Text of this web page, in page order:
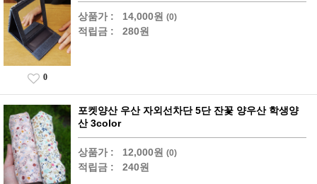
상품가 : 14,000원 (0)
적립금 : 280원
0
포켓양산 우산 자외선차단 5단 잔꽃 양우산 학생양
산 3color
상품가 : 12,000원 (0)
적립금 : 240원